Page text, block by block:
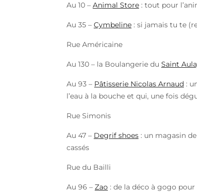
Au 10 – Animal Store : tout pour
Au 35 – Cymbeline : si jamais tu te
Rue Américaine
Au 130 – la Boulangerie du Saint
Au 93 – Pâtisserie Nicolas Arnaud :
l’eau à la bouche et qui, une fois
Rue Simonis
Au 47 – Degrif shoes : un magasin
cassés
Rue du Bailli
Au 96 – Zao : de la déco à gogo